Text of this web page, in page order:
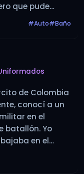
que pude
y
#Auto#Baño
de Colombia
conocí a un
en el
batallón. Yo
en el
quien también